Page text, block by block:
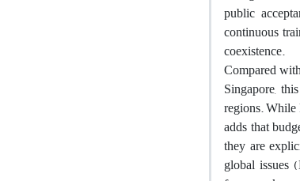
public
continuous
coexistence.
Compared
Singapore,
regions. While
adds that
they are
global issues